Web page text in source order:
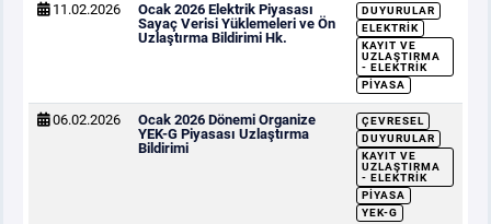
11.02.2026
Ocak 2026 Elektrik Piyasası
Sayaç Verisi Yüklemeleri ve Ön
Uzlaştırma Bildirimi Hk.
DUYURULAR
ELEKTRIK
KAYIT VE
UZLAŞTIRMA
- ELEKTRIK
PIYASA
06.02.2026
Ocak 2026 Dönemi Organize
YEK-G Piyasası Uzlaştırma
Bildirimi
ÇEVRESEL
DUYURULAR
KAYIT VE
UZLAŞTIRMA
- ELEKTRIK
PIYASA
YEK-G